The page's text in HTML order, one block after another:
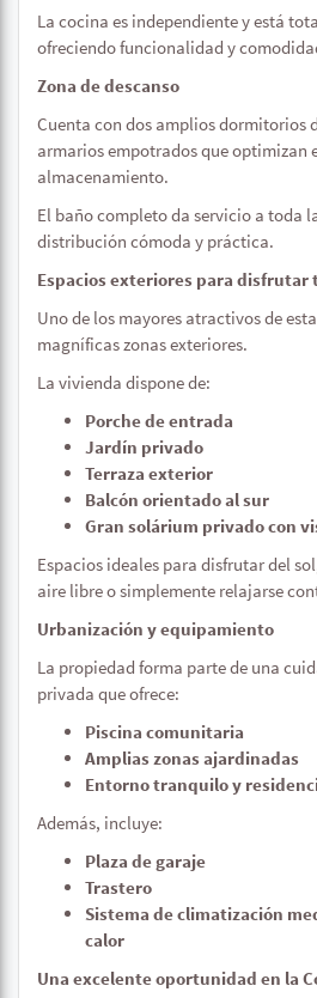
La cocina es independiente y está
ofreciendo funcionalidad y
Zona de descanso
Cuenta con dos amplios dormitorios
armarios empotrados que optimizan
almacenamiento.
El baño completo da servicio a toda
distribución cómoda y práctica.
Espacios exteriores para disfrutar
Uno de los mayores atractivos de
magníficas zonas exteriores.
La vivienda dispone de:
Porche de entrada
Jardín privado
Terraza exterior
Balcón orientado al sur
Gran solárium privado con
Espacios ideales para disfrutar del
aire libre o simplemente relajarse
Urbanización y equipamiento
La propiedad forma parte de una
privada que ofrece:
Piscina comunitaria
Amplias zonas ajardinadas
Entorno tranquilo y
Además, incluye:
Plaza de garaje
Trastero
Sistema de climatización
calor
Una excelente oportunidad en la